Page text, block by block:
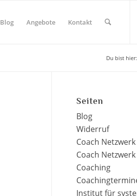
Blog Angebote Kontakt
Du bist hier:
Seiten
Blog
Widerruf
Coach Netzwerk
Coach
Coaching
Institut für